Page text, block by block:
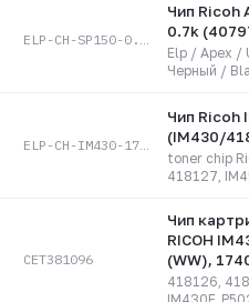
ELP-CH-SP150-0.7K
Чип Ricoh
0.7k
Elp / Apex /
Черный /
ELP-CH-IM430-17.4K
Чип Ricoh
(IM430/
toner chip
418127,
CET381096
Чип
RICOH
(WW),
418126,